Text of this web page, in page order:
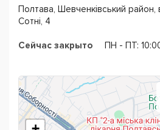
Полтава, Шевченківський район,
Сотні, 4
Сейчас закрыто ПН - ПТ: